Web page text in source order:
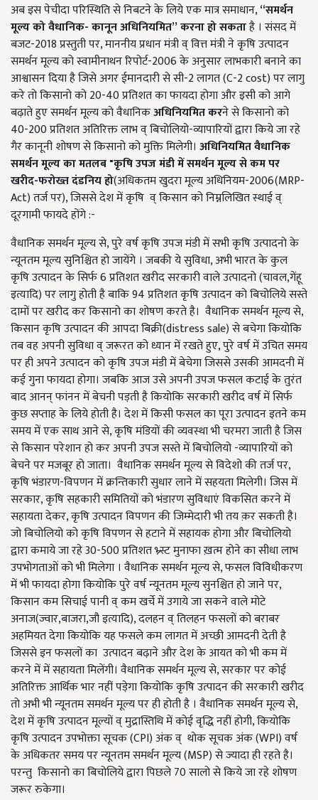
अब इस पेचीदा परिस्थिति से निबटने के लिये एक मात्र समाधान,“समर्थन
मूल्यकोवैधानिक-कानूनअधिनियमित”करनाहोसकताहै । संसद में
बजट-2018 प्रस्तुती पर,माननीय प्रधान मंत्री व् वित्त मंत्रीने कृषि उत्पादन
समर्थन मूल्य को स्वामीनाथन रिपोर्ट-2006के अनुसार लाभकारी बनाने का
आश्वासन दिया है जिसे अगर ईमानदारी से सी-2लागत(C-2 cost)पर लागु
करे तो किसानो को20-40प्रतिशत का फायदा होगाऔर इसी को आगे
बढ़ाते हुए समर्थन मूल्य को वैधानिकअधिनियमितकरने से किसानो को
40-200प्रतिशतअतिरिक्त लाभ व् बिचोलियो-व्यापारियों द्वारा किये जा रहे
गैर कानूनी शोषण से किसानो को मुक्ति मिलेगी। अधिनियमितवैधानिक
समर्थनमूल्यकामतलब"कृषिउपजमंडीमेंसमर्थनमूल्यसेकमपर
खरीद-फरोख्तदंडनियहो(अधिकतम खुदरा मूल्य अधिनियम-2006(MRP-
Act) तर्ज पर), जिससे देश में कृषि व् किसान को निम्नलिखित स्थाई व्
दूरगामी फायदे होंगे :-
वैधानिक समर्थन मूल्य से, पुरे वर्ष कृषि उपज मंडी में सभी कृषि उत्पादनो के
न्यूनतम मूल्य सुनिश्चित हो जायेंगे । जबकी ये सुविधा, अभी भारत के कुल
कृषि उत्पादन के सिर्फ 6 प्रतिशत खरीद सरकारी वाले उत्पादनो (चावल,गेंहू
इत्यादि) पर लागु होती है बाकि 94प्रतिशत कृषि उत्पादन को बिचोलिये सस्ते
दामों पर खरीद कर किसानो का शोषण करते है। वैधानिक समर्थन मूल्य से,
किसान कृषि उत्पादन की आपदा बिक्री(distress sale) से बचेगा कियोकि
तब वह अपनी सुविधा व् जरूरत को ध्यान में रखते हुए, पुरे वर्ष में उचित समय
पर ही अपने उत्पादन को कृषि उपज मंडी में बेचेगा जिससे उसकी आमदनी में
कई गुना फायदा होगा। जबकि आज उसे अपनी उपज फसल कटाई के तुरंत
बाद आनन् फांनन में बेचनी पड़ती है कियोकि सरकारी खरीद वर्ष में सिर्फ
कुछ सप्ताह के लिये होती है। देश में किसी फसल का पूरा उत्पादन इतने कम
समय में एक साथ आने से, कृषि मंडियों की व्यवस्था भी चरमरा जाती है जिस
से किसान परेशान हो कर अपनी उपज सस्ते में बिचोलियो -व्यापारियों को
बेचने पर मजबूर हो जाता। वैधानिक समर्थन मूल्य से विदेशो की तर्ज पर,
कृषि भंडारण-विपणन में क्रन्तिकारी सुधार लाने में सहयता मिलेगी। जिस में
सरकार, कृषि सहकारी समितियों को भंडारण सुविधाएं विकसित करने में
सहायता देकर, कृषि उत्पादन विपणन की जिम्मेदारी भी तय क़र सकती है।
जो बिचोलियो को कृषि विपणन से हटाने में सहायक होगा और बिचोलियो
द्वारा कमाये जा रहे 30-500 प्रतिशत भ्र्स्ट मुनाफा ख़त्म होने का सीधा लाभ
उपभोगताओं को भी मिलेगा । वैधानिक समर्थन मूल्य से, फसल विविधीकरण
में भी फायदा होगा कियोकि पुरे वर्ष न्यूनतम मूल्य सुनश्चित हो जाने पर,
किसान कम सिचाई पानी व् कम खर्चे में उगाये जा सकने वाले मोटे
अनाज(ज्वार,बाजरा,जौ इत्यादि), दलहन व् तिलहन फसलों को बराबर
अहमियत देगा कियोकि यह फसले कम लागत में अच्छी आमदनी देती है
जिससे इन फसलों का उत्पादन बढ़ाने और देश के आयत को भी कम में
करने में में सहायता मिलेंगी। वैधानिक समर्थन मूल्य से, सरकार पर कोई
अतिरिक्त आर्थिक भार नहीं पड़ेगा कियोकि कृषि उत्पादन की सरकारी खरीद
तो अभी भी न्यूनतम समर्थन मूल्य पर ही होती है । वैधानिक समर्थन मूल्य से,
देश में कृषि उत्पादन मूल्यों व् मुद्रास्तिथि में कोई वृद्धि नहीं होगी, कियोकि
कृषि उत्पादन उपभोक्ता सूचक (CPI) अंक व् थोक सूचक अंक (WPI) वर्ष
के अधिकतर समय पर न्यूनतम समर्थन मूल्य (MSP) से ज्यादा ही रहते है।
परन्तु किसानो का बिचोलिये द्वारा पिछले 70 सालो से किये जा रहे शोषण
जरूर रुकेगा।